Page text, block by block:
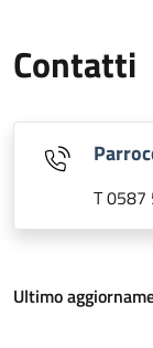
Contatti
T 0587
Ultimo